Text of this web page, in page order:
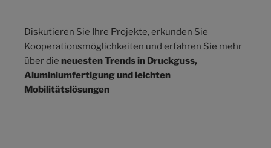
Diskutieren Sie Ihre Projekte, erkunden Sie
Kooperationsmöglichkeiten und erfahren Sie mehr
über die neuesten Trends in Druckguss,
Aluminiumfertigung und leichten
Mobilitätslösungen